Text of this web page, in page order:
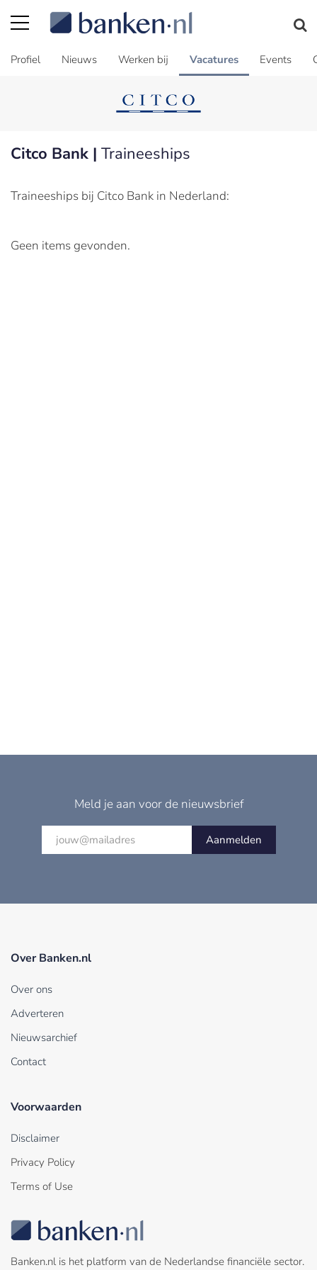
Profiel Nieuws Werken bij Vacatures Events
Citco Bank | Traineeships
Traineeships bij Citco Bank in Nederland:
Geen items gevonden.
Meld je aan voor de nieuwsbrief
Aanmelden
Over Banken.nl
Over ons
Adverteren
Nieuwsarchief
Contact
Voorwaarden
Disclaimer
Privacy Policy
Terms of Use
Banken.nl is het platform van de Nederlandse financiële sector.